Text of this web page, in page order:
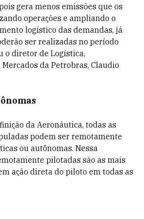
gera menos emissões que os
operações e ampliando o
logístico das demandas, já
ser realizadas no período
o diretor de Logística,
da Petrobras, Claudio
da Aeronáutica, todas as
podem ser remotamente
ou autônomas. Nessa
pilotadas são as mais
ação direta do piloto em todas as